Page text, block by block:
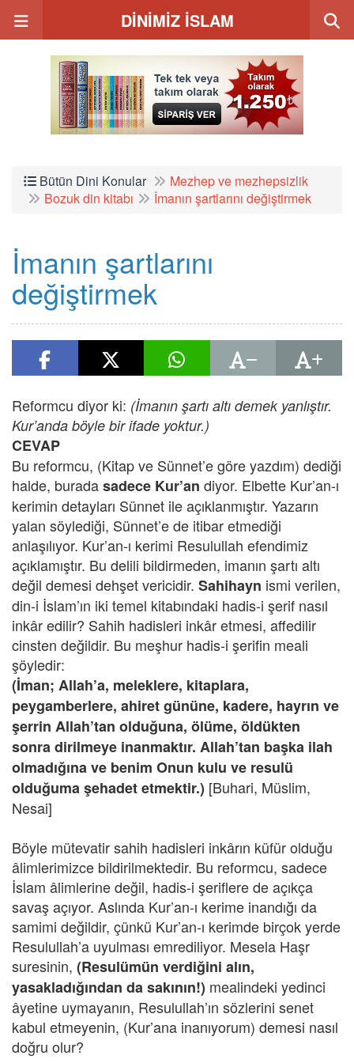
DİNİMİZ İSLAM
Bütün Dini Konular
Mezhep ve mezhepsizlik
Bozuk din kitabı
İmanın şartlarını değiştirmek
İmanın şartlarını
değiştirmek
Reformcu diyor ki: (İmanın şartı altı demek yanlıştır.
Kur’anda böyle bir ifade yoktur.)
CEVAP
Bu reformcu, (Kitap ve Sünnet’e göre yazdım) dediği
halde, buradasadece Kur’an diyor. Elbette Kur’an-ı
kerimin detayları Sünnet ile açıklanmıştır. Yazarın
yalan söylediği, Sünnet’e de itibar etmediği
anlaşılıyor. Kur’an-ı kerimi Resulullah efendimiz
açıklamıştır. Bu delili bildirmeden, imanın şartı altı
değil demesi dehşet vericidir. Sahihayn ismi verilen,
din-i İslam’ın iki temel kitabındaki hadis-i şerif nasıl
inkâr edilir? Sahih hadisleri inkâr etmesi, affedilir
cinsten değildir. Bu meşhur hadis-i şerifin meali
şöyledir:
(İman; Allah’a, meleklere, kitaplara,
peygamberlere, ahiret gününe, kadere, hayrın ve
şerrin Allah’tan olduğuna, ölüme, öldükten
sonra dirilmeye inanmaktır. Allah’tan başka ilah
olmadığına ve benim Onun kulu ve resulü
olduğuma şehadet etmektir.) [Buhari, Müslim,
Nesai]
Böyle mütevatir sahih hadisleri inkârın küfür olduğu
âlimlerimizce bildirilmektedir. Bu reformcu, sadece
İslam âlimlerine değil, hadis-i şeriflere de açıkça
savaş açıyor. Aslında Kur’an-ı kerime inandığı da
samimi değildir, çünkü Kur’an-ı kerimde birçok yerde
Resulullah’a uyulması emrediliyor. Mesela Haşr
suresinin, (Resulümün verdiğini alın,
yasakladığından da sakının!) mealindeki yedinci
âyetine uymayanın, Resulullah’ın sözlerini senet
kabul etmeyenin, (Kur’ana inanıyorum) demesi nasıl
doğru olur?